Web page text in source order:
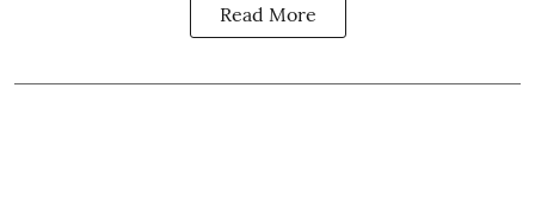
Read More